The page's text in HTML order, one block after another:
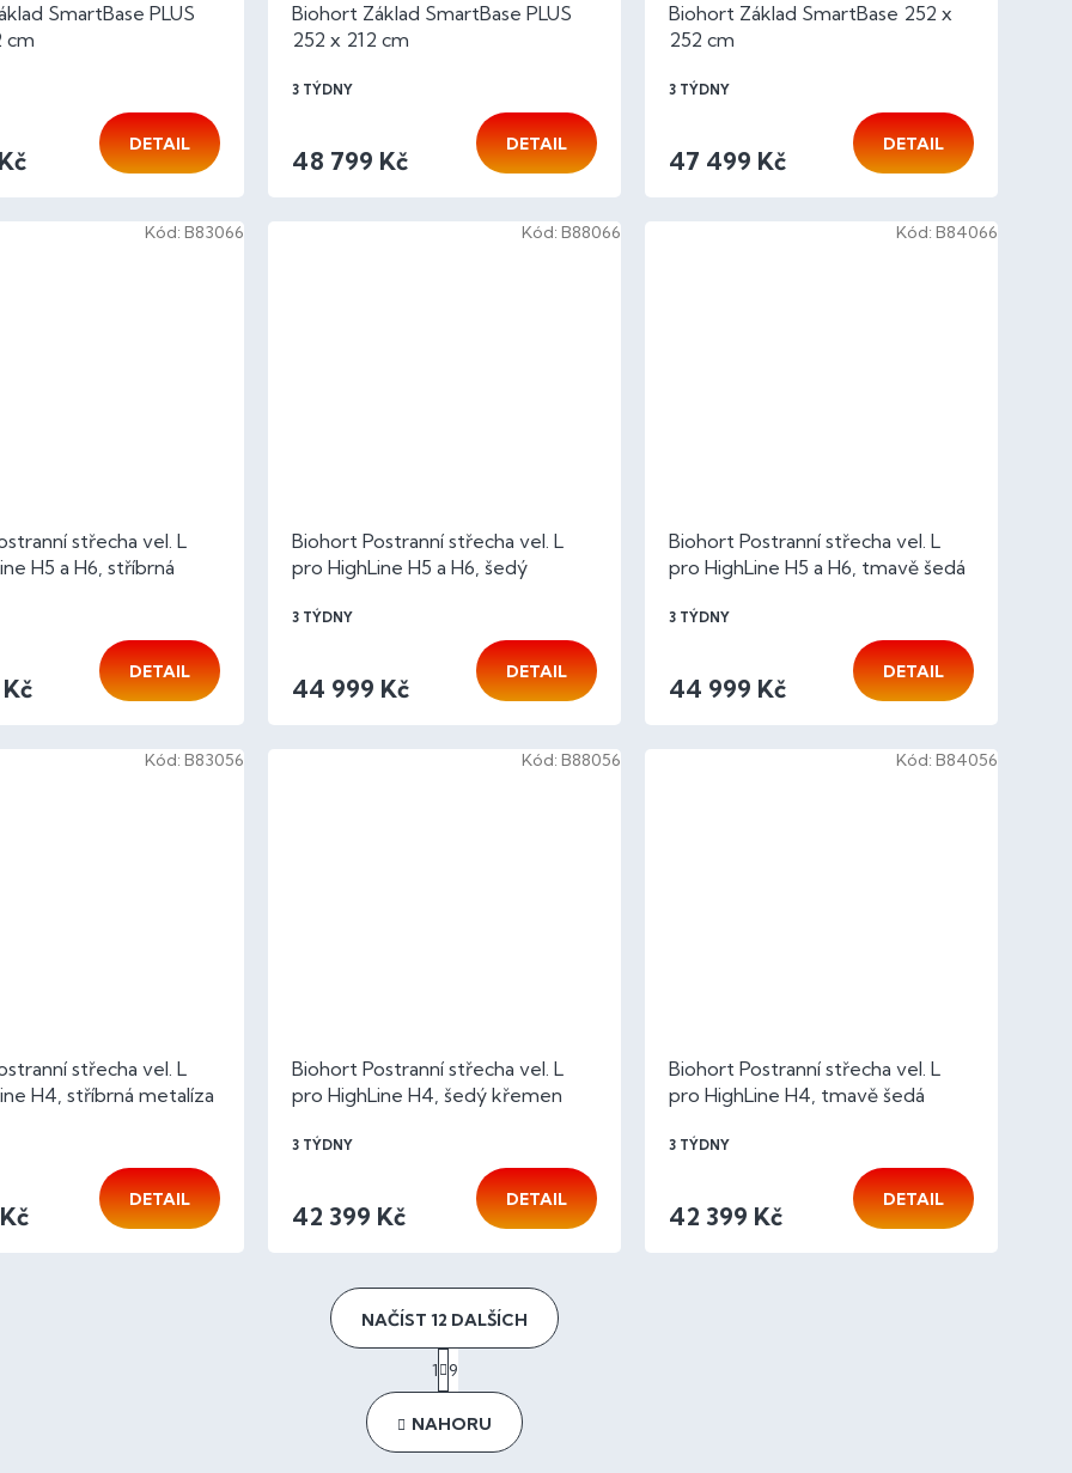
SmartBase PLUS
cm
DETAIL
Biohort Základ SmartBase PLUS
252 x 212 cm
3 TÝDNY
48 799 Kč
DETAIL
Biohort Základ SmartBase 252 x
252 cm
3 TÝDNY
47 499 Kč
DETAIL
střecha vel. L
H5 a H6, stříbrná
DETAIL
Kód: B83066
Biohort Postranní střecha vel. L
pro HighLine H5 a H6, šedý
3 TÝDNY
44 999 Kč
DETAIL
Kód: B88066
Biohort Postranní střecha vel. L
pro HighLine H5 a H6, tmavě šedá
3 TÝDNY
44 999 Kč
DETAIL
Kód: B84066
střecha vel. L
H4, stříbrná metalíza
DETAIL
Kód: B83056
Biohort Postranní střecha vel. L
pro HighLine H4, šedý křemen
3 TÝDNY
42 399 Kč
DETAIL
Kód: B88056
Biohort Postranní střecha vel. L
pro HighLine H4, tmavě šedá
3 TÝDNY
42 399 Kč
DETAIL
Kód: B84056
O
l
á
NAČÍST 12 DALŠÍCH
S
t
r
á
k
1 9
NAHORU